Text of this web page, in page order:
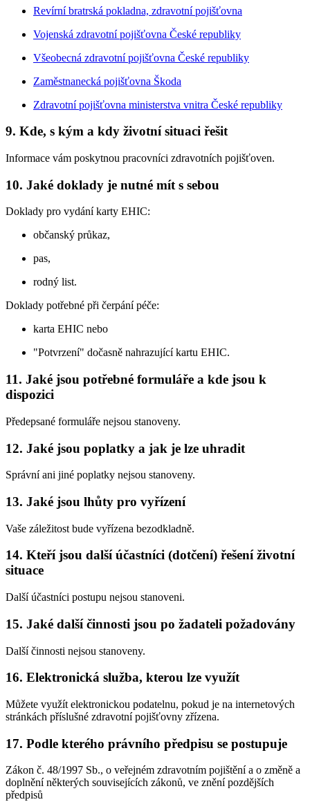
Revírní bratrská pokladna, zdravotní pojišťovna
Vojenská zdravotní pojišťovna České republiky
Všeobecná zdravotní pojišťovna České republiky
Zaměstnanecká pojišťovna Škoda
Zdravotní pojišťovna ministerstva vnitra České republiky
9. Kde, s kým a kdy životní situaci řešit
Informace vám poskytnou pracovníci zdravotních pojišťoven.
10. Jaké doklady je nutné mít s sebou
Doklady pro vydání karty EHIC:
občanský průkaz,
pas,
rodný list.
Doklady potřebné při čerpání péče:
karta EHIC nebo
"Potvrzení" dočasně nahrazující kartu EHIC.
11. Jaké jsou potřebné formuláře a kde jsou k
dispozici
Předepsané formuláře nejsou stanoveny.
12. Jaké jsou poplatky a jak je lze uhradit
Správní ani jiné poplatky nejsou stanoveny.
13. Jaké jsou lhůty pro vyřízení
Vaše záležitost bude vyřízena bezodkladně.
14. Kteří jsou další účastníci (dotčení) řešení životní
situace
Další účastníci postupu nejsou stanoveni.
15. Jaké další činnosti jsou po žadateli požadovány
Další činnosti nejsou stanoveny.
16. Elektronická služba, kterou lze využít
Můžete využít elektronickou podatelnu, pokud je na internetových
stránkách příslušné zdravotní pojišťovny zřízena.
17. Podle kterého právního předpisu se postupuje
Zákon č. 48/1997 Sb., o veřejném zdravotním pojištění a o změně a
doplnění některých souvisejících zákonů, ve znění pozdějších
předpisů